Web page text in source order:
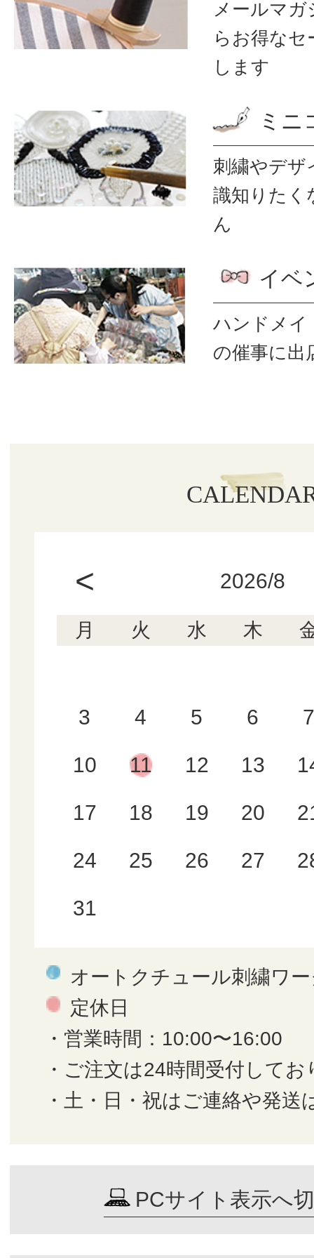
メールマ
ら お得なセ
します
ミニ
刺繍やデザ
識知りたく
ん
イベ
ハンドメイ
の催事に出
< 2026/8
月 火 水 木
3 4 5 6 7
10 11 12 13
17 18 19 20
24 25 26 27
31
オートクチュール刺繍ワ
定休日
・営業時間：10:00〜16:00
・ご注文は24時間受付してお
・土・日・祝はご連絡や発送
PCサイト表示へ